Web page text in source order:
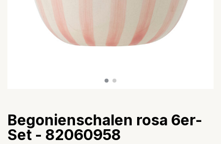
Begonienschalen rosa 6er-
Set - 82060958